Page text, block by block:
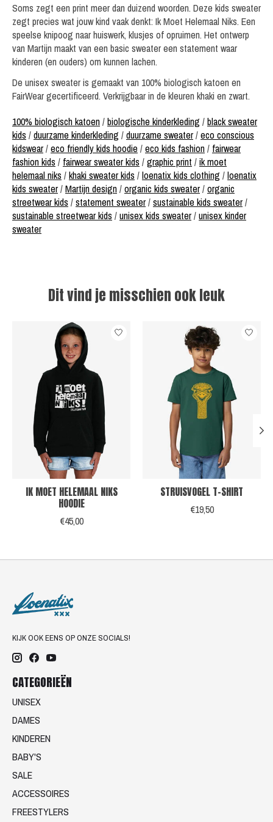
Soms zegt een print meer dan duizend woorden. Deze kids sweater
zegt precies wat jouw kind vaak denkt: Ik Moet Helemaal Niks. Een
speelse knipoog naar huiswerk, klusjes of opruimen. Het ontwerp
van Martijn maakt van een basic sweater een statement waar
kinderen (en ouders) om kunnen lachen.
De unisex sweater is gemaakt van 100% biologisch katoen en
FairWear gecertificeerd. Verkrijgbaar in de kleuren khaki en zwart.
100% biologisch katoen/biologische kinderkleding /black sweater
kids /duurzame kinderkleding /duurzame sweater/eco conscious
kidswear/eco friendly kids hoodie /eco kids fashion/ fairwear
fashion kids / fairwear sweater kids /graphic print /ik moet
helemaal niks /khaki sweater kids /loenatix kids clothing /loenatix
kids sweater/Martijn design/organic kids sweater/organic
streetwear kids /statement sweater/sustainable kids sweater/
sustainable streetwear kids /unisex kids sweater/unisex kinder
sweater
Dit vind je misschien ook leuk
Items van productcarrousel
IK MOET HELEMAAL NIKS
HOODIE
€45,00
STRUISVOGEL T-SHIRT
€19,50
KIJK OOK EENS OP ONZE SOCIALS!
CATEGORIEËN
UNISEX
DAMES
KINDEREN
BABY'S
SALE
ACCESSOIRES
FREESTYLERS